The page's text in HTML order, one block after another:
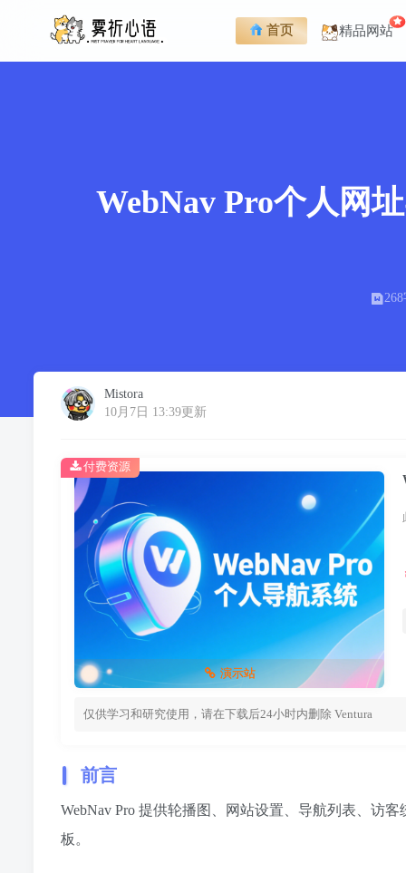
WebNav Pro个人网
268
首页 精品网站
Mistora
10月7日 13:39更新
演示站
仅供学习和研究使用，请在下载后24小时内删除 Ventura
付费资源
前言
WebNav Pro 提供轮播图、网站设置、导航列表、访
板。